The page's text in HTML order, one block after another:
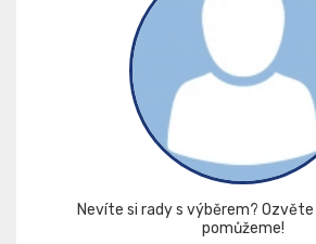
Nevíte si rady s výběrem? Ozvěte
pomůžeme!